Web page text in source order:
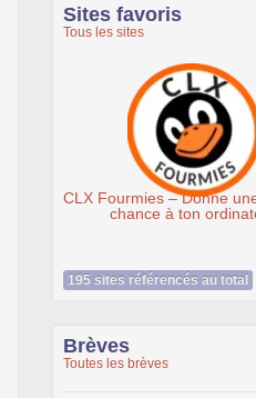
Sites favoris
Tous les sites
CLX Fourmies – Donne une seconde
chance à ton ordinateur
195 sites référencés au total
Brèves
Toutes les brèves